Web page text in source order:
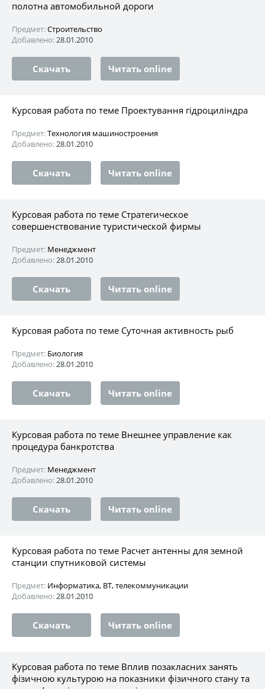
полотна автомобильной дороги
Предмет:Строительство
Добавлено:28.01.2010
Скачать Читать online
Курсовая работа по теме Проектування гідроциліндра
Предмет:Технология машиностроения
Добавлено:28.01.2010
Скачать Читать online
Курсовая работа по теме Стратегическое
совершенствование туристической фирмы
Предмет: Менеджмент
Добавлено:28.01.2010
Скачать Читать online
Курсовая работа по теме Суточная активность рыб
Предмет: Биология
Добавлено:28.01.2010
Скачать Читать online
Курсовая работа по теме Внешнее управление как
процедура банкротства
Предмет: Менеджмент
Добавлено:28.01.2010
Скачать Читать online
Курсовая работа по теме Расчет антенны для земной
станции спутниковой системы
Предмет: Информатика, ВТ, телекоммуникации
Добавлено:28.01.2010
Скачать Читать online
Курсовая работа по теме Вплив позакласних занять
фізичною культурою на показники фізичного стану та